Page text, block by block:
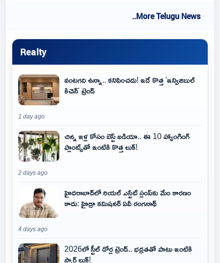
..More Telugu News
Realty
వంటగది ఉన్నా.. కనిపించదు! ఇదే కొత్త 'ఇన్విజిబుల్
కిచెన్' ట్రెండ్
1 day ago
చిన్న ఇళ్ల కోసం బెస్ట్ ఐడియా.. ఈ 10 హ్యాంగింగ్
ప్లాంట్స్‌తో ఇంటికి కొత్త లుక్!
2 days ago
హైదరాబాద్‌లో రియల్ ఎస్టేట్ స్లంప్‌కు మేం కారణం
కాదు: హైడ్రా కమిషనర్ ఏవీ రంగనాథ్
4 days ago
2026లో స్టీల్ డోర్ల ట్రెండ్.. భద్రతతో పాటు ఇంటికి
స్మార్ట్ లుక్!